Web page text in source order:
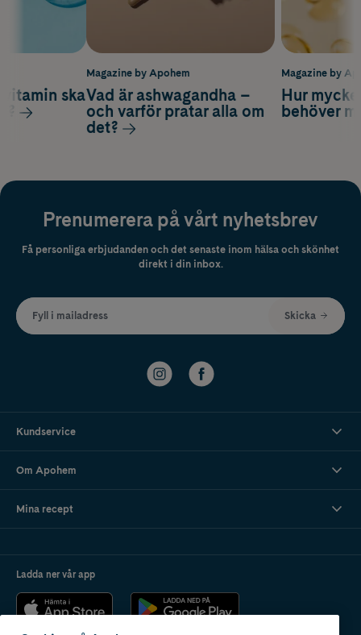
Magazine by
Hur
behöver
ska
Magazine by Apohem
Vad är ashwagandha –
och varför pratar alla om
det?
Prenumerera på vårt nyhetsbrev
Få personliga erbjudanden och det senaste inom hälsa och skönhet
direkt i din inbox.
Fyll i mailadress Skicka
Kundservice
Om Apohem
Mina recept
Ladda ner vår app